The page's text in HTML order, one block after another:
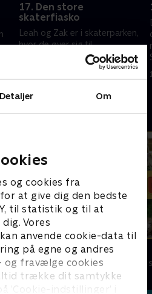
Detaljer Om
og cookies fra
at give dig den bedste
til statistik og til at
Vores
anvende cookie-data til
på egne og andres
og fravælge cookies
trække dit samtykke
’Cookie-indstillinger’ i
17. Den store
skaterfiasko
Leah og Zak er i skaterparken,
hvor de øver sig til
skateboardkonkurrencen. Men
lige inden konkurrencen
begynder, går Leahs
Vilde unger
Børneserier • 1